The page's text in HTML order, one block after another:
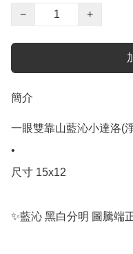
−
+
簡介
一眼雙靠山藍沁小達洛(
•
尺寸 15x12
✨藍沁 黑白分明 圖騰端